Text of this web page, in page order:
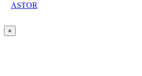
ASTOR
×